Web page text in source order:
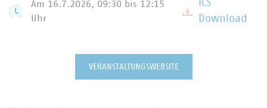
Am 16.7.2026, 09:30 bis 12:15
Uhr
ICS
Download
VERANSTALTUNGSWEBSITE